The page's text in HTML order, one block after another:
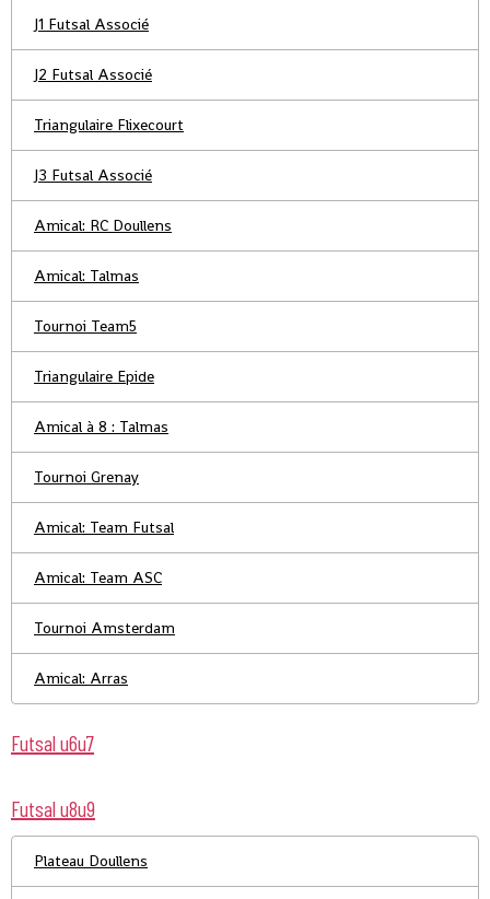
J1 Futsal Associé
J2 Futsal Associé
Triangulaire Flixecourt
J3 Futsal Associé
Amical: RC Doullens
Amical: Talmas
Tournoi Team5
Triangulaire Epide
Amical à 8 : Talmas
Tournoi Grenay
Amical: Team Futsal
Amical: Team ASC
Tournoi Amsterdam
Amical: Arras
Futsal u6u7
Futsal u8u9
Plateau Doullens